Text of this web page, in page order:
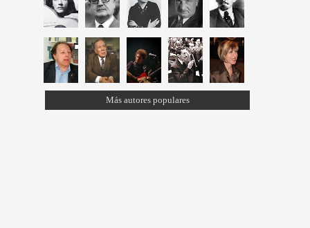
Más autores populares